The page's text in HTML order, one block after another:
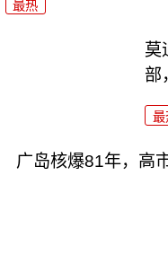
最热
莫
部
最
广岛核爆81年，高